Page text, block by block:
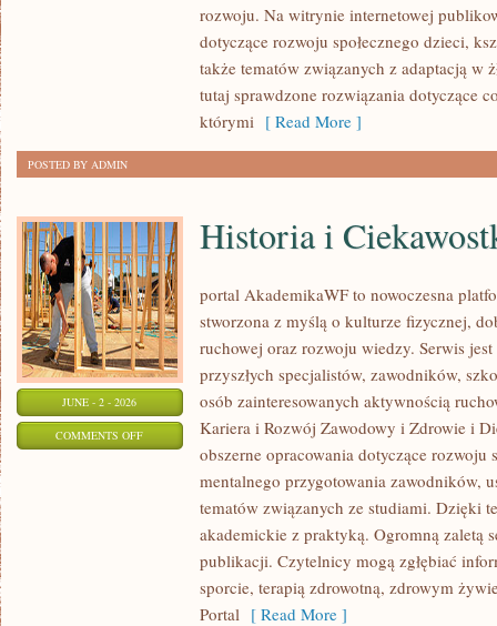
rozwoju. Na witrynie internetowej
dotyczące rozwoju społecznego dzieci,
także tematów związanych z adaptacją w
tutaj sprawdzone rozwiązania dotyczące
którymi [ Read More ]
POSTED BY ADMIN
JUNE - 2 - 2026
COMMENTS OFFON
CIEKAWOSTKI
Historia i
portal AkademikaWF to nowoczesna
stworzona z myślą o kulturze fizycznej,
ruchowej oraz rozwoju wiedzy. Serwis
przyszłych specjalistów, zawodników,
osób zainteresowanych aktywnością
Kariera i Rozwój Zawodowy i Zdrowie i
obszerne opracowania dotyczące rozwoju
mentalnego przygotowania zawodników,
tematów związanych ze studiami. Dzięki
akademickie z praktyką. Ogromną zaletą
publikacji. Czytelnicy mogą zgłębiać
sporcie, terapią zdrowotną, zdrowym
Portal [ Read More ]